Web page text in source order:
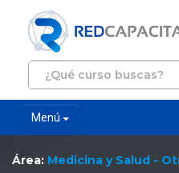
Menú
Área: Medicina y Salud -